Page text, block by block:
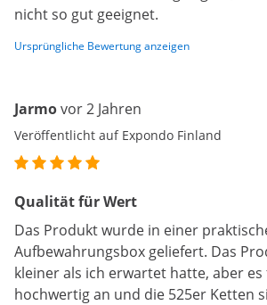
nicht so gut geeignet.
Ursprüngliche Bewertung anzeigen
Jarmovor 2 Jahren
Veröffentlicht auf Expondo Finland
Qualität für Wert
Das Produkt wurde in einer
Aufbewahrungsbox geliefert. Das
kleiner als ich erwartet hatte, aber
hochwertig an und die 525er Ketten